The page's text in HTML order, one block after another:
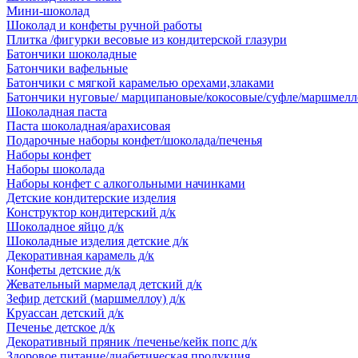
Мини-шоколад
Шоколад и конфеты ручной работы
Плитка /фигурки весовые из кондитерской глазури
Батончики шоколадные
Батончики вафельные
Батончики с мягкой карамелью орехами,злаками
Батончики нуговые/ марципановые/кокосовые/суфле/
Шоколадная паста
Паста шоколадная/арахисовая
Подарочные наборы конфет/шоколада/печенья
Наборы конфет
Наборы шоколада
Наборы конфет с алкогольными начинками
Детские кондитерские изделия
Конструктор кондитерский д/к
Шоколадное яйцо д/к
Шоколадные изделия детские д/к
Декоративная карамель д/к
Конфеты детские д/к
Жевательный мармелад детский д/к
Зефир детский (маршмеллоу) д/к
Круассан детский д/к
Печенье детское д/к
Декоративный пряник /печенье/кейк попс д/к